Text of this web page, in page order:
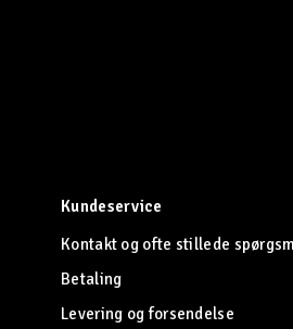
Kundeservice
Kontakt og ofte stillede
Betaling
Levering og forsendelse